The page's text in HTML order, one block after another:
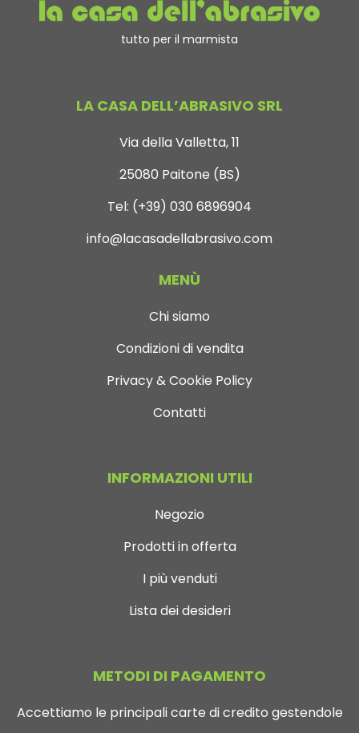
tutto per il marmista
LA CASA DELL’ABRASIVO SRL
Via della Valletta, 11
25080 Paitone (BS)
Tel: (+39) 030 6896904
info@lacasadellabrasivo.com
MENÙ
Chi siamo
Condizioni di vendita
Privacy & Cookie Policy
Contatti
INFORMAZIONI UTILI
Negozio
Prodotti in offerta
I più venduti
Lista dei desideri
METODI DI PAGAMENTO
Accettiamo le principali carte di credito gestendole